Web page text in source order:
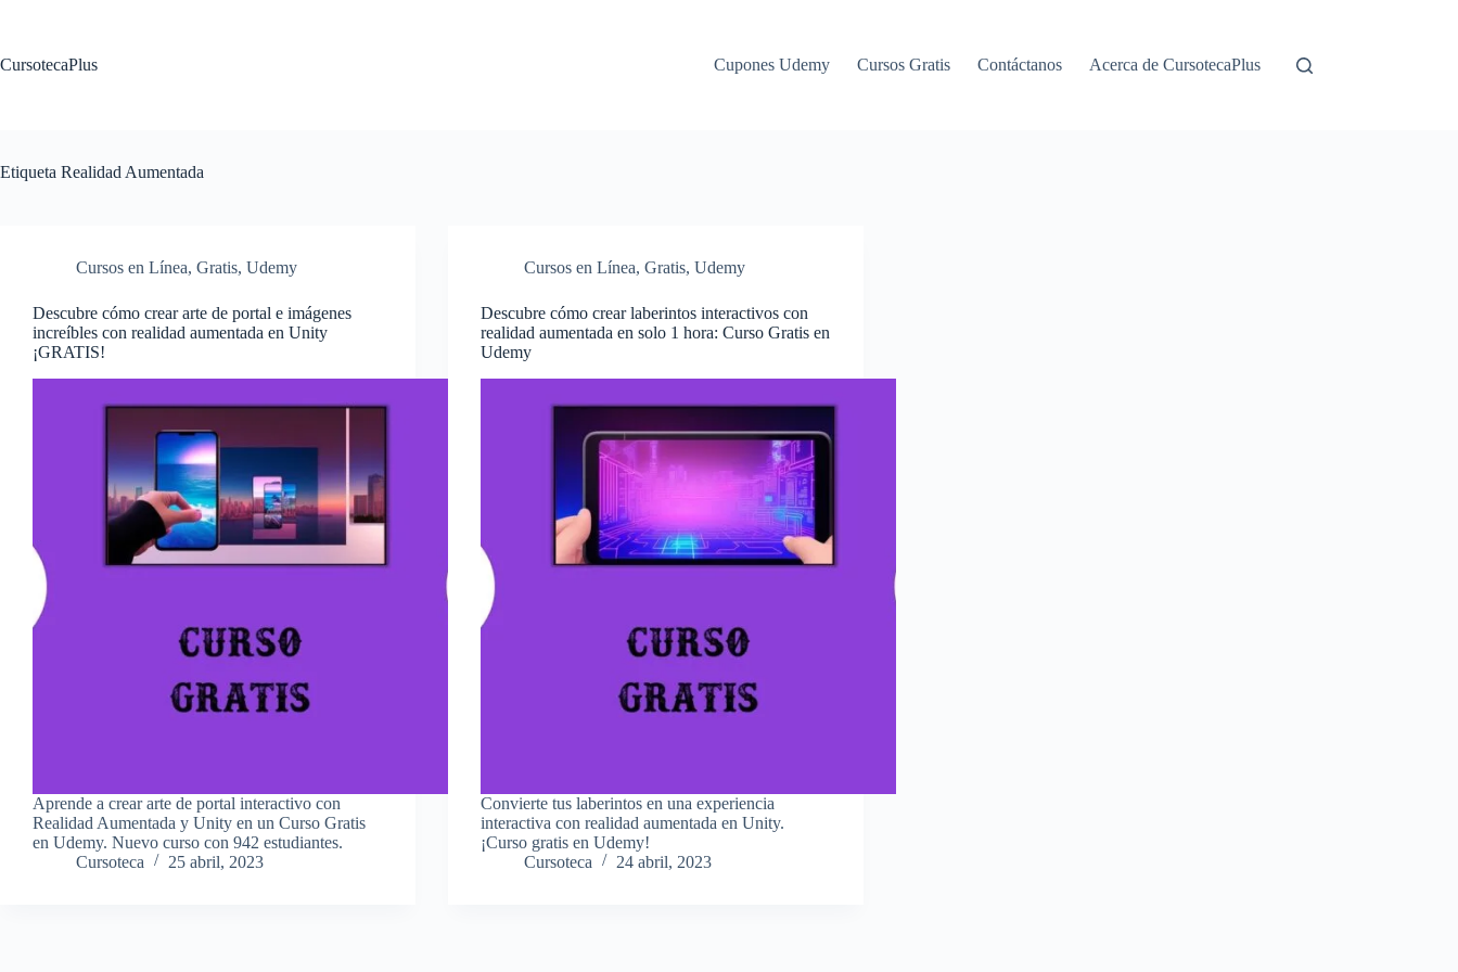
CursotecaPlus
Cupones Udemy Cursos Gratis Contáctanos Acerca de CursotecaPlus
Etiqueta Realidad Aumentada
Cursos en Línea, Gratis, Udemy
Descubre cómo crear arte de portal e imágenes
increíbles con realidad aumentada en Unity
¡GRATIS!
Aprende a crear arte de portal interactivo con
Realidad Aumentada y Unity en un Curso Gratis
en Udemy. Nuevo curso con 942 estudiantes.
Cursoteca
25 abril, 2023
Cursos en Línea,Gratis,Udemy
Descubre cómo crear laberintos interactivos con
realidad aumentada en solo 1 hora: Curso Gratis en
Udemy
Convierte tus laberintos en una experiencia
interactiva con realidad aumentada en Unity.
¡Curso gratis en Udemy!
Cursoteca
24 abril, 2023